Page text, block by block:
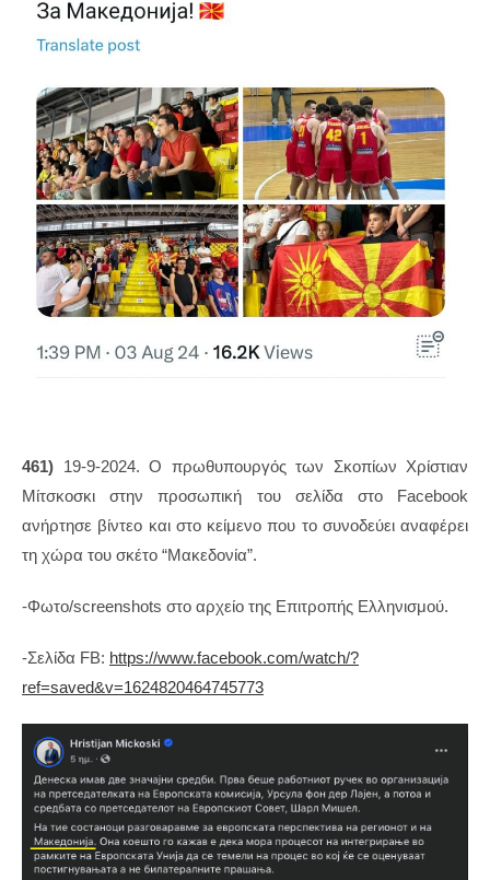
461) 19-9-2024. Ο πρωθυπουργός των Σκοπίων Χρίστιαν
Μίτσκοσκι στην προσωπική του σελίδα στο Facebook
ανήρτησε βίντεο και στο κείμενο που το συνοδεύει αναφέρει
τη χώρα του σκέτο “Μακεδονία”.
-Φωτο/screenshots στο αρχείο της Επιτροπής Ελληνισμού.
-Σελίδα FB: https://www.facebook.com/watch/?
ref=saved&v=1624820464745773